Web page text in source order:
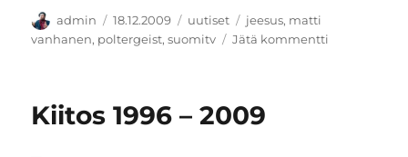
Kirjoittaja
admin Julkaistu
18.12.2009 Kategoriat
uutiset Avainsanat
jeesus, matti
vanhanen, poltergeist,suomitv Jätä kommentti
Kiitos 1996 – 2009